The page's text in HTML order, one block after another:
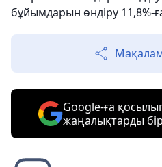
бұйымдарын өндіру 11,8%-
Google-ға
жаңалықтарды